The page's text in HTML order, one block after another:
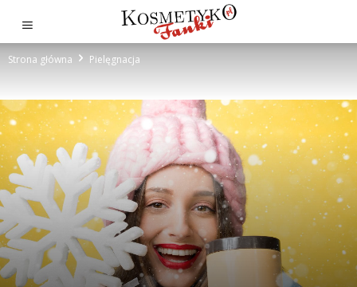
Strona główna Pielęgnacja